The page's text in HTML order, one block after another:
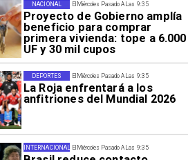
El Miércoles Pasado A Las 9:35
Proyecto de Gobierno amplía
beneficio para comprar
primera vivienda: tope a 6.000
UF y 30 mil cupos
NACIONAL
El Miércoles Pasado A Las 9:35
La Roja enfrentará a los
anfitriones del Mundial 2026
DEPORTES
El Miércoles Pasado A Las 9:35
INTERNACIONAL